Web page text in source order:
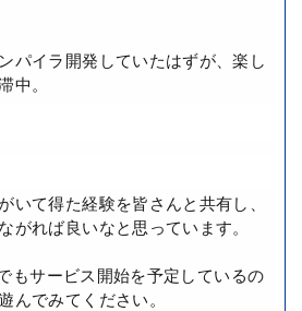
パイラ開発していたはずが、楽し
中。
いて得た経験を皆さんと共有し、
がれば良いなと思っています。
もサービス開始を予定しているの
んでみてください。